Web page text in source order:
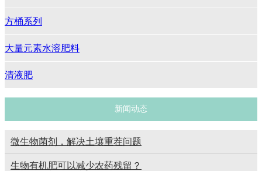
方桶系列
大量元素水溶肥料
清液肥
新闻动态
微生物菌剂，解决土壤重茬问题
生物有机肥可以减少农药残留？